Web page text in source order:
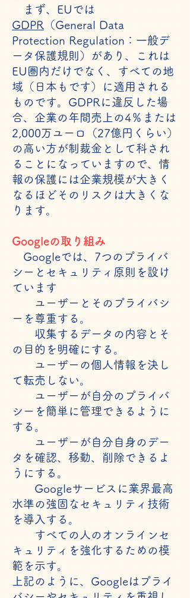
まず、EUでは
GDPR
（General Data
Protection Regulation：一般デ
ータ保護規則）があり、これは
EU圏内だけでなく、すべての地
域（日本もです）に適用される
ものです。GDPRに違反した場
合、企業の年間売上の4％または
2,000万ユーロ（27億円くらい）
の高い方が制裁金として科され
ることになっていますので、情
報の保護には企業規模が大きく
なるほどそのリスクは大きくな
ります。
Googleの取り組み
Googleでは、7つのプライバ
シーとセキュリティ原則を設け
ています
ユーザーとそのプライバシ
ーを尊重する。
収集するデータの内容とそ
の目的を明確にする。
ユーザーの個人情報を決し
て転売しない。
ユーザーが自分のプライバ
シーを簡単に管理できるように
する。
ユーザーが自分自身のデー
タを確認、移動、削除できるよ
うにする。
Googleサービスに業界最高
水準の強固なセキュリティ技術
を導入する。
すべての人のオンラインセ
キュリティを強化するための模
範を示す。
上記のように、Googleはプライ